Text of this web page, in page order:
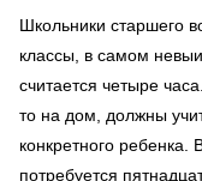
Школьники старшего
классы, в самом
считается четыре
то на дом, должны
конкретного
потребуется